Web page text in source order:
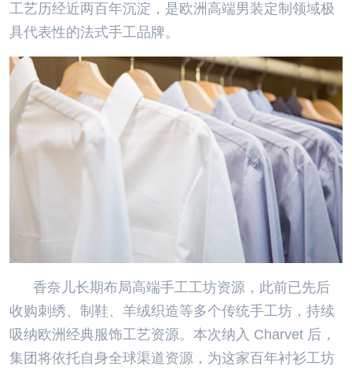
工艺历经近两百年沉淀，是欧洲高端男装定制领域极
具代表性的法式手工品牌。
香奈儿长期布局高端手工工坊资源，此前已先后
收购刺绣、制鞋、羊绒织造等多个传统手工坊，持续
吸纳欧洲经典服饰工艺资源。本次纳入 Charvet 后，
集团将依托自身全球渠道资源，为这家百年衬衫工坊